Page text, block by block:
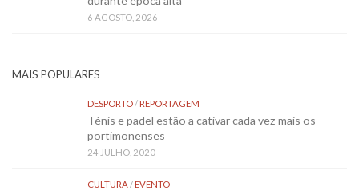
6 AGOSTO, 2026
MAIS POPULARES
DESPORTO /REPORTAGEM
Ténis e padel estão a cativar cada vez mais os
portimonenses
24 JULHO, 2020
CULTURA /EVENTO